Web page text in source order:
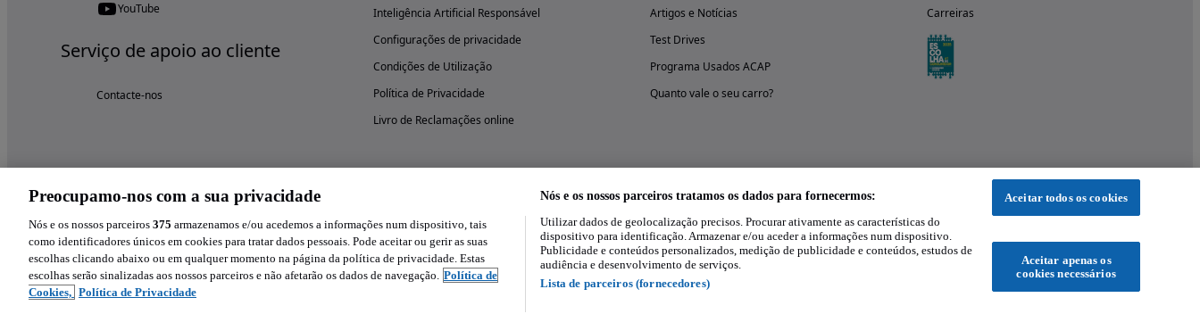
YouTube
Serviço de apoio ao cliente
Contacte-nos
Inteligência Artificial Responsável
Configurações de privacidade
Condições de Utilização
Política de Privacidade
Livro de Reclamações online
Artigos e Notícias
Test Drives
Programa Usados ACAP
Quanto vale o seu carro?
Carreiras
Experimenta a aplicação
Preocupamo-nos com a sua privacidade
Nós e os nossos parceiros 375 armazenamos e/ou acedemos a informações num dispositivo, tais
como identificadores únicos em cookies para tratar dados pessoais. Pode aceitar ou gerir as suas
escolhas clicando abaixo ou em qualquer momento na página da política de privacidade. Estas
escolhas serão sinalizadas aos nossos parceiros e não afetarão os dados de navegação. Política de
Cookies, Política de Privacidade
Nós e os nossos parceiros tratamos os dados para fornecermos:
Utilizar dados de geolocalização precisos. Procurar ativamente as características do
dispositivo para identificação. Armazenar e/ou aceder a informações num dispositivo.
Publicidade e conteúdos personalizados, medição de publicidade e conteúdos, estudos de
audiência e desenvolvimento de serviços.
Lista de parceiros (fornecedores)
Aceitar todos os cookies
Aceitar apenas os
cookies necessários